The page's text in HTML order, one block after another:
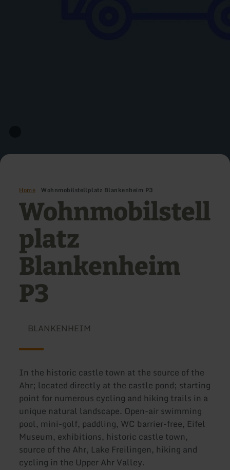
Home Wohnmobilstellplatz Blankenheim P3
Wohnmobilstell
platz
Blankenheim
P3
BLANKENHEIM
In the historic castle town at the source of the
Ahr; located directly at the castle pond; starting
point for numerous cycling and hiking trails in a
unique natural landscape. Open-air swimming
pool, mini-golf, paddling, WC barrier-free, Eifel
Museum, exhibitions, historic castle town,
source of the Ahr, Lake Freilingen, hiking and
cycling in the Upper Ahr Valley.